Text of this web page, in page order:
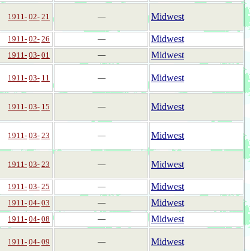
1911- 02- 21 ― Midwest
1911- 02- 26 ―
Midwest
1911- 03- 01 ―
Midwest
1911- 03- 11 ― Midwest
1911- 03- 15 ― Midwest
1911- 03- 23 ― Midwest
1911- 03- 23 ― Midwest
1911- 03- 25 ―
Midwest
1911- 04- 03 ―
Midwest
1911- 04- 08 ―
Midwest
1911- 04- 09 ― Midwest